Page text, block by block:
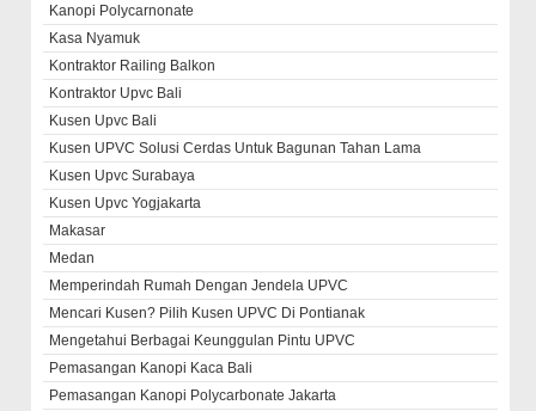
Kanopi Polycarnonate
Kasa Nyamuk
Kontraktor Railing Balkon
Kontraktor Upvc Bali
Kusen Upvc Bali
Kusen UPVC Solusi Cerdas Untuk Bagunan Tahan Lama
Kusen Upvc Surabaya
Kusen Upvc Yogjakarta
Makasar
Medan
Memperindah Rumah Dengan Jendela UPVC
Mencari Kusen? Pilih Kusen UPVC Di Pontianak
Mengetahui Berbagai Keunggulan Pintu UPVC
Pemasangan Kanopi Kaca Bali
Pemasangan Kanopi Polycarbonate Jakarta